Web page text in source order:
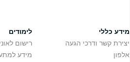
1411910310
1411911010
1411911010
מידע כללי
יצירת קשר ודרכי הגעה
אלפון
לימודים
רישום
מידע